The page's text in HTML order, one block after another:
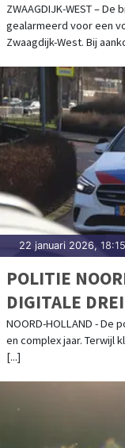
ZWAAGDIJK-WEST –
gealarmeerd voor een
Zwaagdijk-West. Bij
22 januari 2026,
POLITIE
DIGITALE
NOORD-HOLLAND -
en complex jaar. Terwijl
[...]